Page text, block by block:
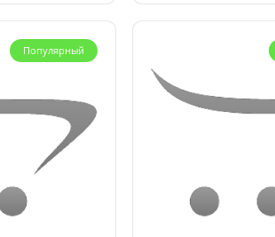
Популярный
Популярный